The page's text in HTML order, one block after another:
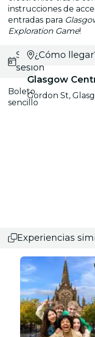
instrucciones de
entradas para
Exploration Game!
Selecciona
sesión
Boleto
sencillo
¿Cómo
Glasgow
Gordon St,
Experiencias